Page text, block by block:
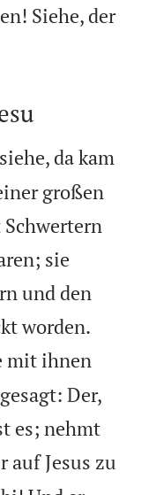
Siehe, der
da kam
großen
sie
und den
worden.
mit ihnen
Der,
es; nehmt
auf Jesus zu